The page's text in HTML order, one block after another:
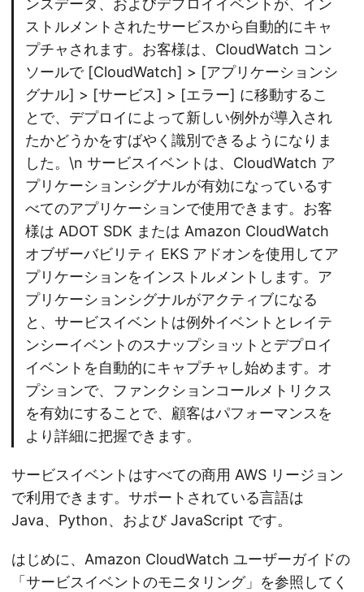
ンスデータ、およびデプロイイベントが、イン
ストルメントされたサービスから自動的にキャ
プチャされます。お客様は、CloudWatch コン
ソールで [CloudWatch] > [アプリケーションシ
グナル] > [サービス] > [エラー] に移動するこ
とで、デプロイによって新しい例外が導入され
たかどうかをすばやく識別できるようになりま
した。\n サービスイベントは、CloudWatch ア
プリケーションシグナルが有効になっているす
べてのアプリケーションで使用できます。お客
様は ADOT SDK または Amazon CloudWatch
オブザーバビリティ EKS アドオンを使用してア
プリケーションをインストルメントします。ア
プリケーションシグナルがアクティブになる
と、サービスイベントは例外イベントとレイテ
ンシーイベントのスナップショットとデプロイ
イベントを自動的にキャプチャし始めます。オ
プションで、ファンクションコールメトリクス
を有効にすることで、顧客はパフォーマンスを
より詳細に把握できます。
サービスイベントはすべての商用 AWS リージョン
で利用できます。サポートされている言語は
Java、Python、および JavaScript です。
はじめに、Amazon CloudWatch ユーザーガイドの
「サービスイベントのモニタリング」を参照してく